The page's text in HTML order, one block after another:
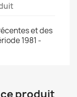
et des
1981 -